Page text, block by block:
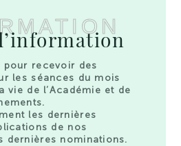
recevoir des
les séances du mois
vie de l’Académie et de
les dernières
de nos
dernières nominations.